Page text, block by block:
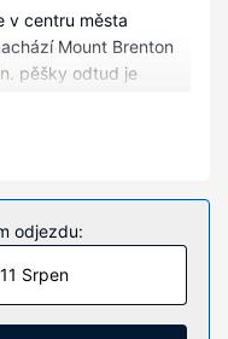
v centru města
Mount Brenton
pěšky odtud je
Hansel a Gretel a 1,2
k jejichž vybavení
se budete
zdarma vám zajistí
kabelové kanály,
nabízí vybavení,
odjezdu:
Srpen